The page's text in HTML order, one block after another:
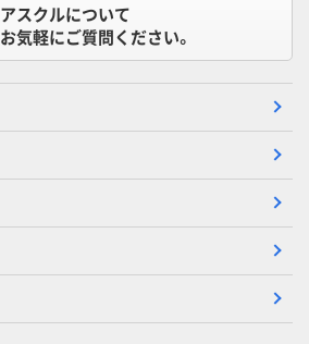
アスクルについて
お気軽にご質問ください。